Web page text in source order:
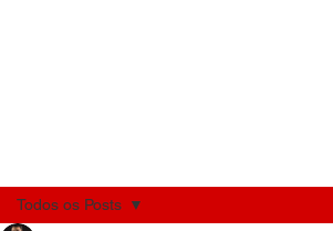
Todos os Posts